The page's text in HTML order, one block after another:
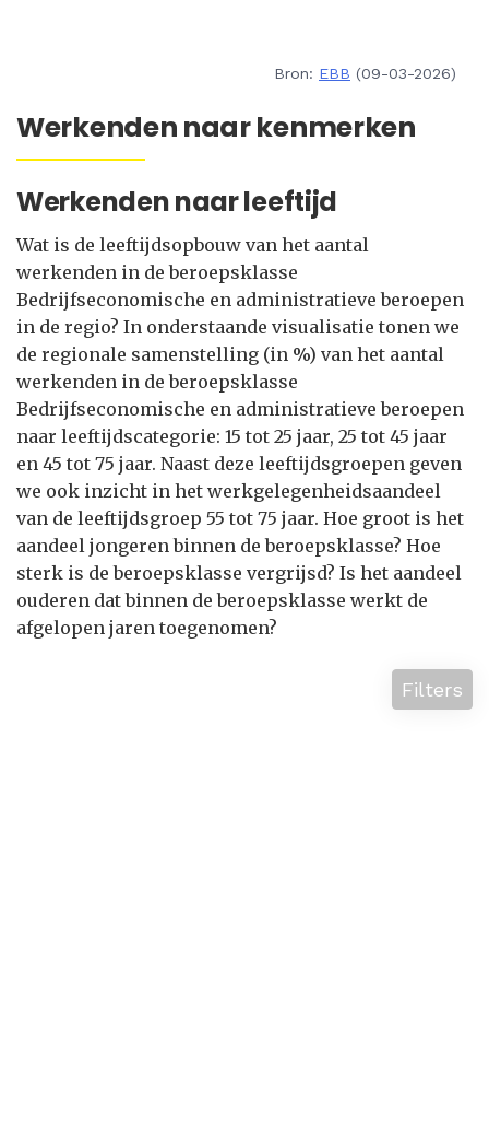
Bron: EBB (09-03-2026)
Werkenden naar kenmerken
Werkenden naar leeftijd
Wat is de leeftijdsopbouw van het aantal
werkenden in de beroepsklasse
Bedrijfseconomische en administratieve beroepen
in de regio? In onderstaande visualisatie tonen we
de regionale samenstelling (in %) van het aantal
werkenden in de beroepsklasse
Bedrijfseconomische en administratieve beroepen
naar leeftijdscategorie: 15 tot 25 jaar, 25 tot 45 jaar
en 45 tot 75 jaar. Naast deze leeftijdsgroepen geven
we ook inzicht in het werkgelegenheidsaandeel
van de leeftijdsgroep 55 tot 75 jaar. Hoe groot is het
aandeel jongeren binnen de beroepsklasse? Hoe
sterk is de beroepsklasse vergrijsd? Is het aandeel
ouderen dat binnen de beroepsklasse werkt de
afgelopen jaren toegenomen?
Filters